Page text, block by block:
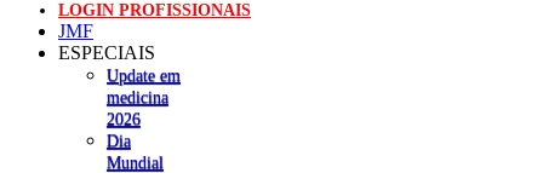
LOGIN PROFISSIONAIS
JMF
ESPECIAIS
Update em
medicina
2026
Dia
Mundial